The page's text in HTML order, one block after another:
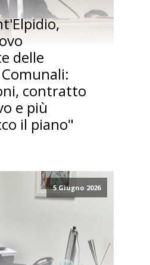
delle
contratto
e più
il piano"
5 Giugno 2026